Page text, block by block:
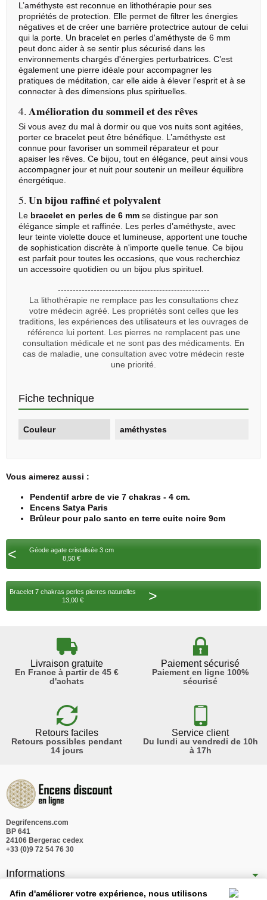
L’améthyste est reconnue en lithothérapie pour ses
propriétés de protection. Elle permet de filtrer les énergies
négatives et de créer une barrière protectrice autour de celui
qui la porte. Un bracelet en perles d'améthyste de 6 mm
peut donc aider à se sentir plus sécurisé dans les
environnements chargés d'énergies perturbatrices. C’est
également une pierre idéale pour accompagner les
pratiques de méditation, car elle aide à élever l'esprit et à se
connecter à des dimensions plus spirituelles.
4. Amélioration du sommeil et des rêves
Si vous avez du mal à dormir ou que vos nuits sont agitées,
porter ce bracelet peut être bénéfique. L’améthyste est
connue pour favoriser un sommeil réparateur et pour
apaiser les rêves. Ce bijou, tout en élégance, peut ainsi vous
accompagner jour et nuit pour soutenir un meilleur équilibre
énergétique.
5. Un bijou raffiné et polyvalent
Le bracelet en perles de 6 mm se distingue par son
élégance simple et raffinée. Les perles d’améthyste, avec
leur teinte violette douce et lumineuse, apportent une touche
de sophistication discrète à n'importe quelle tenue. Ce bijou
est parfait pour toutes les occasions, que vous recherchiez
un accessoire quotidien ou un bijou plus spirituel.
---------------------------------------------------
La lithothérapie ne remplace pas les consultations chez
votre médecin agréé. Les propriétés sont celles que les
traditions, les expériences des utilisateurs et les ouvrages de
référence lui portent. Les pierres ne remplacent pas une
consultation médicale et ne sont pas des médicaments. En
cas de maladie, une consultation avec votre médecin reste
une priorité.
Fiche technique
Couleur améthystes
Vous aimerez aussi :
Pendentif arbre de vie 7 chakras - 4 cm.
Encens Satya Paris
Brûleur pour palo santo en terre cuite noire 9cm
<
Géode agate cristalisée 3 cm
8,50 €
Bracelet 7 chakras perles pierres naturelles
13,00 €
>
Livraison gratuite
En France à partir de 45 €
d'achats
Paiement sécurisé
Paiement en ligne 100%
sécurisé
Retours faciles
Retours possibles pendant
14 jours
Service client
Du lundi au vendredi de 10h
à 17h
Degrifencens.com
BP 641
24106 Bergerac cedex
+33 (0)9 72 54 76 30
Informations
Nos produits
Afin d'améliorer votre expérience, nous utilisons